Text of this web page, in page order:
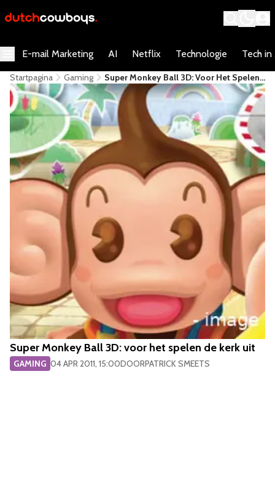
E-mail Marketing AI Netflix Technologie Tech in
Startpagina Gaming
Super Monkey Ball 3D: Voor Het Spelen
De Kerk Uit
Super Monkey Ball 3D: voor het spelen de kerk uit
GAMING 04 APR 2011, 15:00DOORPATRICK SMEETS